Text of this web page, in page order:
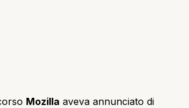
Mozilla aveva annunciato di